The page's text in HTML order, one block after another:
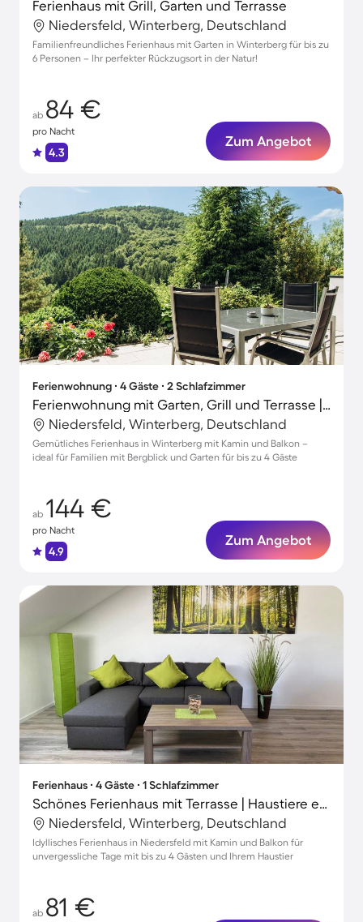
Ferienhaus mit Grill, Garten und Terrasse
Niedersfeld, Winterberg, Deutschland
Familienfreundliches Ferienhaus mit Garten in Winterberg für bis zu
6 Personen – Ihr perfekter Rückzugsort in der Natur!
ab 84 €
pro Nacht
4.3
Zum Angebot
Ferienwohnung ∙ 4 Gäste ∙ 2 Schlafzimmer
Ferienwohnung mit Garten, Grill und Terrasse | Bergblick
Niedersfeld, Winterberg, Deutschland
Gemütliches Ferienhaus in Winterberg mit Kamin und Balkon –
ideal für Familien mit Bergblick und Garten für bis zu 4 Gäste
ab 144 €
pro Nacht
4.9
Zum Angebot
Ferienhaus ∙ 4 Gäste ∙ 1 Schlafzimmer
Schönes Ferienhaus mit Terrasse | Haustiere erlaubt
Niedersfeld, Winterberg, Deutschland
Idyllisches Ferienhaus in Niedersfeld mit Kamin und Balkon für
unvergessliche Tage mit bis zu 4 Gästen und Ihrem Haustier
ab 81 €